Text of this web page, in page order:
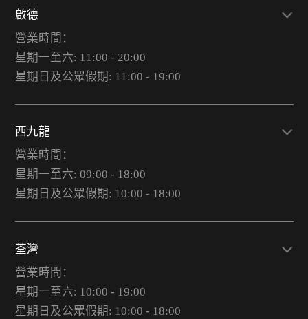
啟德
營業時間：
星期一至六: 11:00 - 20:00
星期日及公眾假期: 11:00 - 19:00
西九龍
營業時間：
星期一至六: 09:00 - 18:00
星期日及公眾假期: 10:00 - 18:00
荃灣
營業時間：
星期一至六: 10:00 - 19:00
星期日及公眾假期: 10:00 - 18:00